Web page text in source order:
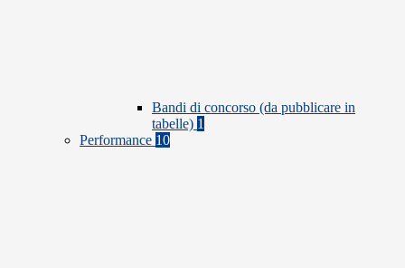
Bandi di concorso (da pubblicare in
tabelle) 1
Performance 10